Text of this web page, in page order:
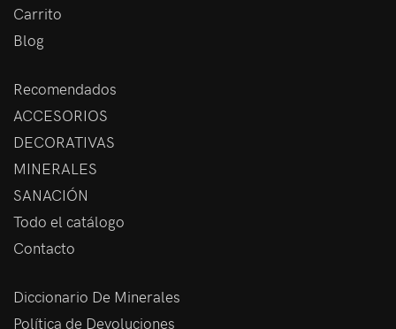
Carrito
Blog
Recomendados
ACCESORIOS
DECORATIVAS
MINERALES
SANACIÓN
Todo el catálogo
Contacto
Diccionario De Minerales
Política de Devoluciones